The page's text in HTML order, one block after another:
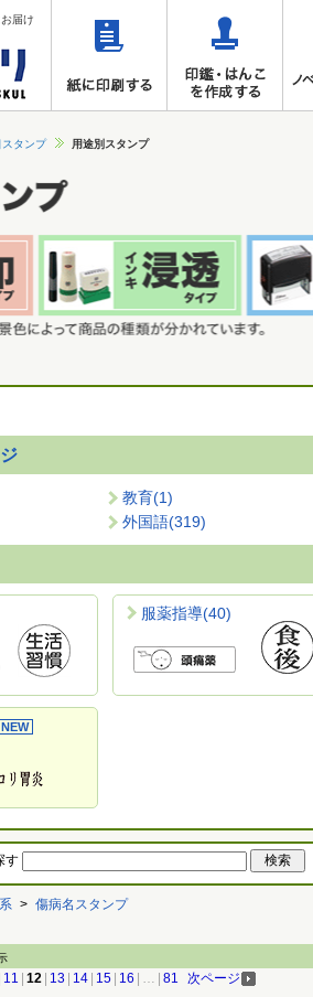
届け
スタンプ 用途別スタンプ
教育(1)
外国語(319)
服薬指導(40)
す
> 傷病名スタンプ
11 12 13 14 15 16 … 81 次ページ